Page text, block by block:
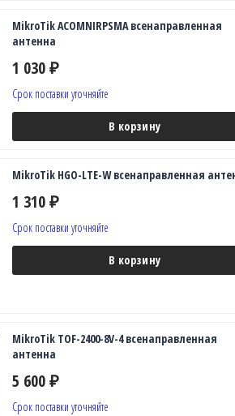
MikroTik ACOMNIRPSMA всенаправленная
антенна
1 030 ₽
Срок поставки уточняйте
В корзину
MikroTik HGO-LTE-W всенаправленная
1 310 ₽
Срок поставки уточняйте
В корзину
MikroTik TOF-2400-8V-4 всенаправленная
антенна
5 600 ₽
Срок поставки уточняйте